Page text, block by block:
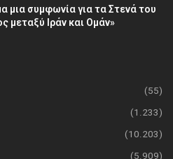
μια συμφωνία για τα Στενά του
μεταξύ Ιράν και Ομάν»
(55)
(1.233)
(10.203)
(5.909)